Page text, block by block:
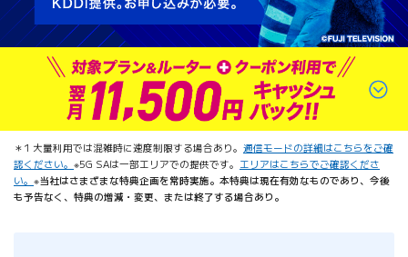
＊ 1 大量利用では混雑時に速度制限する場合あり。 通信モードの詳細はこちらをご確
認ください。 ※5G SAは一部エリアでの提供です。 エリアはこちらでご確認くださ
い。 ※当社はさまざまな特典企画を常時実施。本特典は現在有効なものであり、今後
も予告なく、特典の増減・変更、または終了する場合あり。